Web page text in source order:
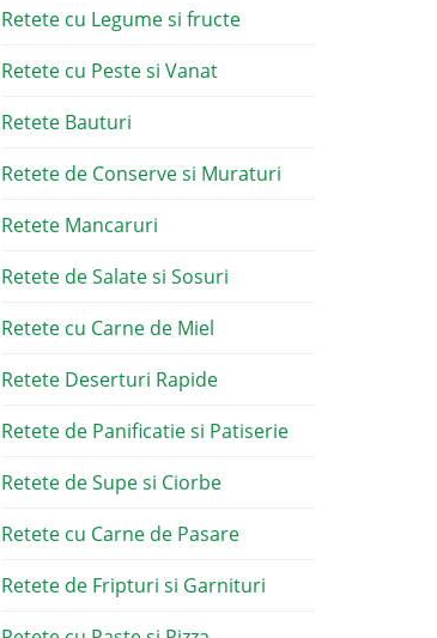
Retete cu Legume si fructe
Retete cu Peste si Vanat
Retete Bauturi
Retete de Conserve si Muraturi
Retete Mancaruri
Retete de Salate si Sosuri
Retete cu Carne de Miel
Retete Deserturi Rapide
Retete de Panificatie si Patiserie
Retete de Supe si Ciorbe
Retete cu Carne de Pasare
Retete de Fripturi si Garnituri